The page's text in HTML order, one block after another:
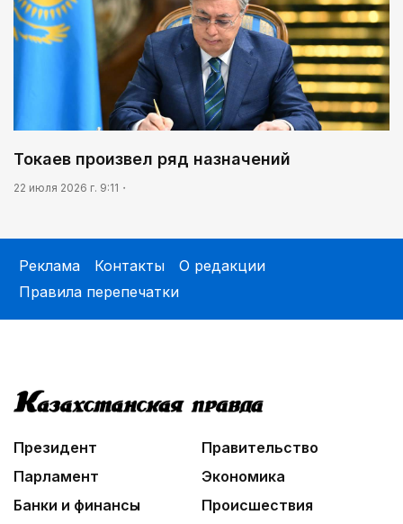
Токаев произвел ряд назначений
22 июля 2026 г. 9:11
Реклама Контакты
О редакции
Правила перепечатки
Президент
Правительство
Парламент
Экономика
Банки и финансы
Происшествия